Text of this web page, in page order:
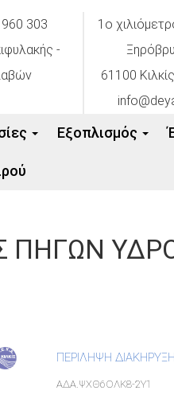
303
-
1ο
61100
Εξοπλισμός
ΠΗΓΩΝ
ΠΕΡΙΛΗΨΗ
ΑΔΑ.ΨΧΘ6ΟΛΚ8-2Υ1